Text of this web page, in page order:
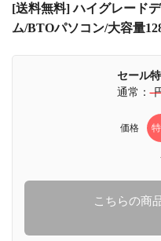
[送料無料] ハイグレード
ム/BTOパソコン/大容量
セール
通常：-
価格
こちらの商